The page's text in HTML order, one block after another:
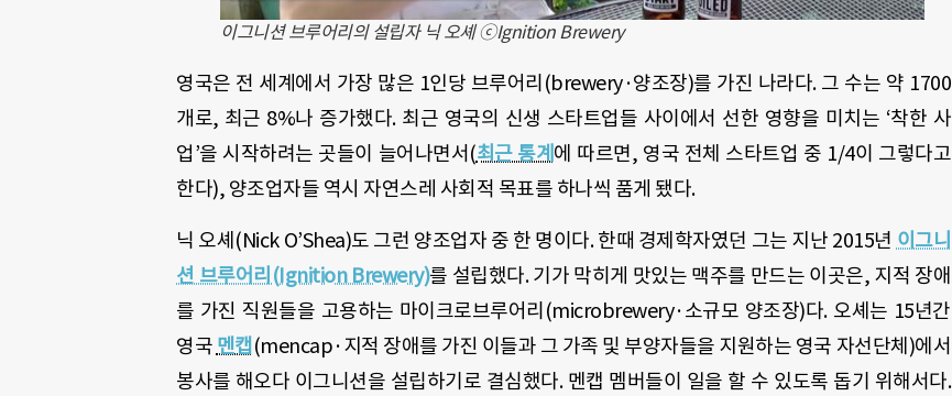
이그니션 브루어리의 설립자 닉 오셰 ⓒIgnition Brewery
영국은 전 세계에서 가장 많은 1인당 브루어리(brewery·양조장)를 가진 나라다. 그 수는 약 1700
개로, 최근 8%나 증가했다. 최근 영국의 신생 스타트업들 사이에서 선한 영향을 미치는 ‘착한 사
업’을 시작하려는 곳들이 늘어나면서(최근 통계 에 따르면, 영국 전체 스타트업 중 1/4이 그렇다고
한다), 양조업자들 역시 자연스레 사회적 목표를 하나씩 품게 됐다.
닉 오셰(Nick O’Shea)도 그런 양조업자 중 한 명이다. 한때 경제학자였던 그는 지난 2015년 이그니
션 브루어리(Ignition Brewery)를 설립했다. 기가 막히게 맛있는 맥주를 만드는 이곳은, 지적 장애
를 가진 직원들을 고용하는 마이크로브루어리(microbrewery·소규모 양조장)다. 오셰는 15년간
영국 멘캡 (mencap·지적 장애를 가진 이들과 그 가족 및 부양자들을 지원하는 영국 자선단체)에서
봉사를 해오다 이그니션을 설립하기로 결심했다. 멘캡 멤버들이 일을 할 수 있도록 돕기 위해서다.